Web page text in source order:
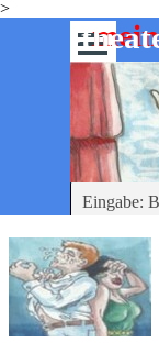
>
Direkt zum Seiteninhalt
-mein
Menü